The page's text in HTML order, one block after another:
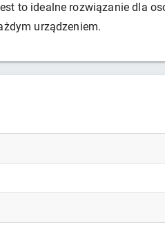
to idealne rozwiązanie dla
urządzeniem.